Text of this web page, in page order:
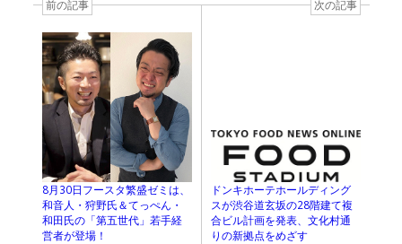
前の記事
8月30日フースタ繁盛ゼミは、
和音人・狩野氏＆てっぺん・
和田氏の「第五世代」若手経
営者が登場！
次の記事
ドンキホーテホールディング
スが渋谷道玄坂の28階建て複
合ビル計画を発表、文化村通
りの新拠点をめざす